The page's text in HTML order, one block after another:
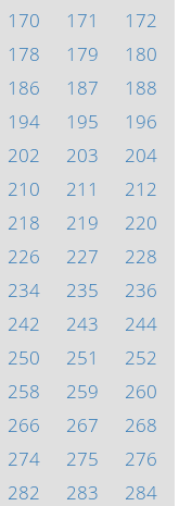
170 171
172
178 179
180
186 187
188
194 195
196
202 203
204
210 211
212
218 219
220
226 227
228
234 235
236
242 243
244
250 251
252
258 259
260
266 267
268
274 275
276
282 283
284